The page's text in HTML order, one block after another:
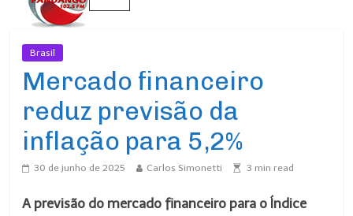
Brasil
Mercado financeiro
reduz previsão da
inflação para 5,2%
30 de junho de 2025 Carlos Simonetti 3 min read
A previsão do mercado financeiro para o Índice